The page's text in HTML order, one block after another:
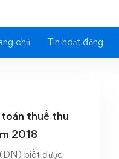
chủ Tin hoạt động
thuế thu
2018
biết được